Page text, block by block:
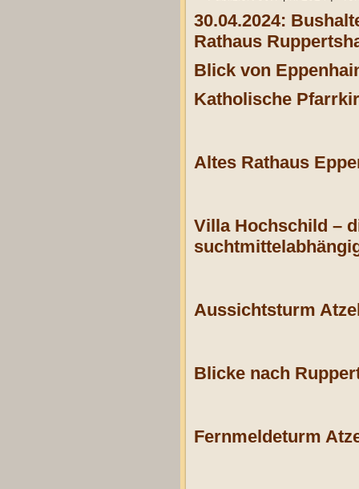
30.04.2024:
Rathaus
Blick von
Katholische
Altes Rathaus
Villa Hochschild –
Aussichtsturm
Blicke nach
Fernmeldeturm